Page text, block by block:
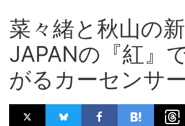
菜々緒と秋山の
JAPANの『紅』
がるカーセンサ